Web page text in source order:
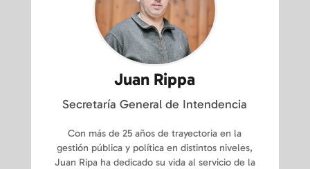
Juan Rippa
Secretaría General de Intendencia
Con más de 25 años de trayectoria en la
gestión pública y política en distintos niveles,
Juan Ripa ha dedicado su vida al servicio de la